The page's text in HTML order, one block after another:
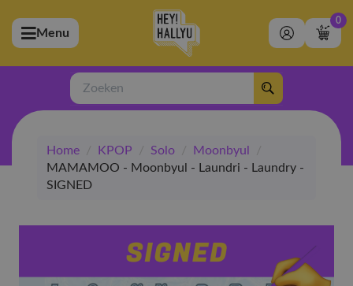
(Artiesten)
(Merchandise)
(Exclusive)
(Winkel)
Menu
0
Zoeken
Home / KPOP / Solo / Moonbyul
/
MAMAMOO - Moonbyul - Laundri - Laundry -
SIGNED